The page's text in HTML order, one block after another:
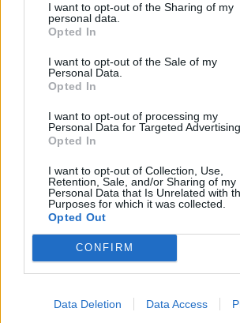
I want to opt-out of the Sharing of my
personal data.
Opted In
I want to opt-out of the Sale of my
Personal Data.
Opted In
I want to opt-out of processing my
Personal Data for Targeted Advertising.
Opted In
I want to opt-out of Collection, Use,
Retention, Sale, and/or Sharing of my
Personal Data that Is Unrelated with
Purposes for which it was collected.
Opted Out
CONFIRM
Data Deletion Data Access
Slătioarán található az évszázados
FOTÓ: FARKAS ORSOLYA
A szállásunkra
kilométert tettünk meg. A